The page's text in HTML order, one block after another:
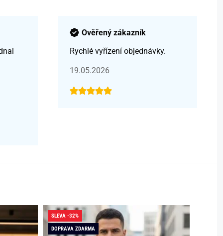
Ověřený zákazník
Rychlé vyřízení objednávky.
19.05.2026
SLEVA -32%
DOPRAVA ZDARMA